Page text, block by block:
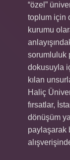
“özel”
toplum için
kurumu
sorumluluk
dokusuyla
kılan
Haliç
fırsatlar,
dönüşüm
paylaşarak